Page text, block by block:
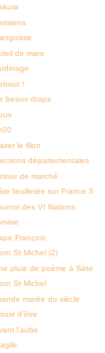
de mars
!
beaux draps
le filon
départementales
de marché
feuilletée sur France 3
des VI Nations
François
St Michel (2)
pluie de poème à Sète
St Michel
marée du siècle
d'être
l'aube